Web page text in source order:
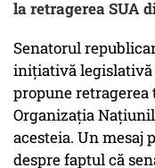
la retragerea SUA
Senatorul
inițiativă legislativă
propune
Organizația
acesteia. Un mesaj
despre faptul că